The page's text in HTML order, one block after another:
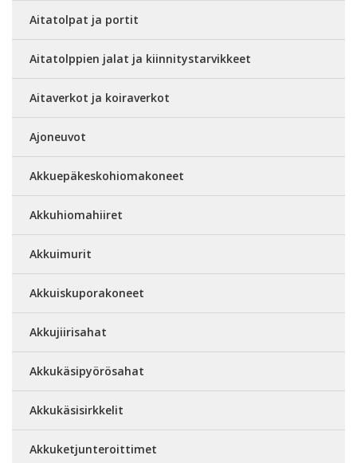
Aitatolpat ja portit
Aitatolppien jalat ja kiinnitystarvikkeet
Aitaverkot ja koiraverkot
Ajoneuvot
Akkuepäkeskohiomakoneet
Akkuhiomahiiret
Akkuimurit
Akkuiskuporakoneet
Akkujiirisahat
Akkukäsipyörösahat
Akkukäsisirkkelit
Akkuketjunteroittimet